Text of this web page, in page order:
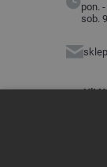
pon.
sob.
Hit